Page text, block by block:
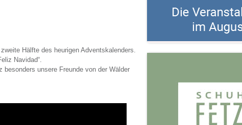
Hälfte des heurigen Adventskalenders.
Navidad“.
unsere Freunde von der Wälder